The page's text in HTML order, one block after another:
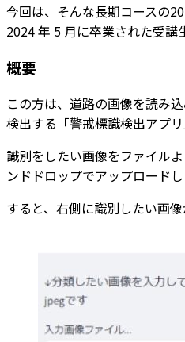
今回は、そんな長期コースの
2024 年 5 月に卒業された受講
概要
この方は、道路の画像を読み
検出する「警戒標識検出アプリ
識別をしたい画像をファイル
ンドドロップでアップロードし
すると、右側に識別したい画像